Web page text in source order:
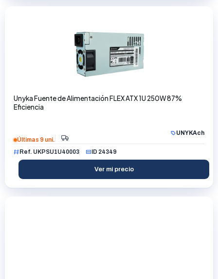
Unyka Fuente de Alimentación FLEX ATX 1U 250W 87%
Eficiencia
UNYKAch
Últimas 9 uni.
Ref. UKPSU1U40003
ID 24349
Ver mi precio